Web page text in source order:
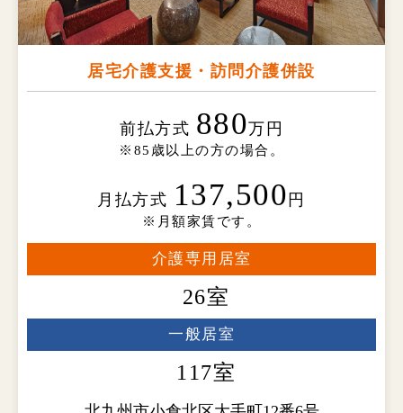
居宅介護支援・訪問介護併設
前払方式 880万円
※85歳以上の方の場合。
月払方式 137,500 円
※月額家賃です。
介護専用居室
26室
一般居室
117室